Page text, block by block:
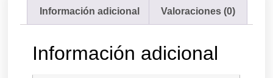
Información adicional Valoraciones (0)
Información adicional